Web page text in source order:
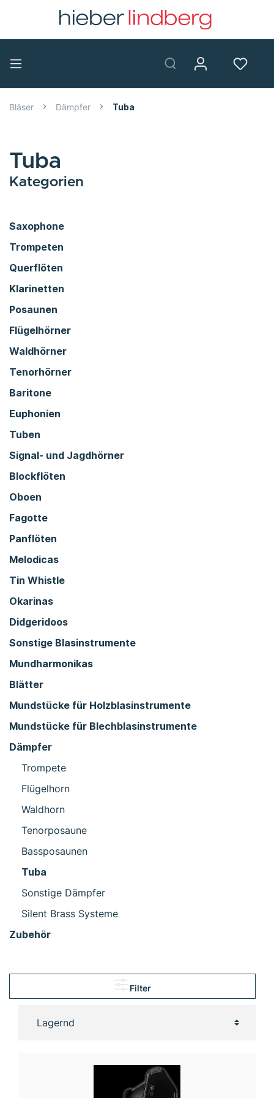
Bläser Dämpfer Tuba
Tuba
Kategorien
Saxophone
Trompeten
Querflöten
Klarinetten
Posaunen
Flügelhörner
Waldhörner
Tenorhörner
Baritone
Euphonien
Tuben
Signal- und Jagdhörner
Blockflöten
Oboen
Fagotte
Panflöten
Melodicas
Tin Whistle
Okarinas
Didgeridoos
Sonstige Blasinstrumente
Mundharmonikas
Blätter
Mundstücke für Holzblasinstrumente
Mundstücke für Blechblasinstrumente
Dämpfer
Trompete
Flügelhorn
Waldhorn
Tenorposaune
Bassposaunen
Tuba
Sonstige Dämpfer
Silent Brass Systeme
Zubehör
Filter